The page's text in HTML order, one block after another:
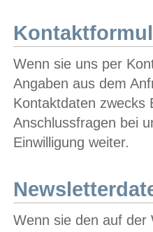
Wenn sie uns per
Angaben aus dem
Kontaktdaten zwecks
Anschlussfragen bei
Einwilligung weiter.
Wenn sie den auf der